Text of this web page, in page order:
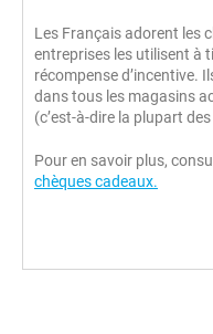
Les Français adorent les
entreprises les utilisent à
récompense d’incentive.
dans tous les magasins
(c’est-à-dire la plupart
Pour en savoir plus,
chèques cadeaux.